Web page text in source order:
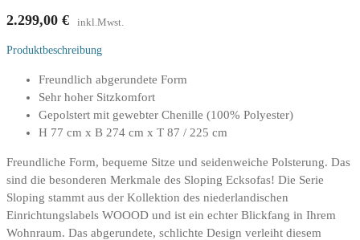
2.299,00 € inkl.Mwst.
Produktbeschreibung
Freundlich abgerundete Form
Sehr hoher Sitzkomfort
Gepolstert mit gewebter Chenille (100% Polyester)
H 77 cm x B 274 cm x T 87 / 225 cm
Freundliche Form, bequeme Sitze und seidenweiche Polsterung. Das
sind die besonderen Merkmale des Sloping Ecksofas! Die Serie
Sloping stammt aus der Kollektion des niederlandischen
Einrichtungslabels WOOOD und ist ein echter Blickfang in Ihrem
Wohnraum. Das abgerundete, schlichte Design verleiht diesem